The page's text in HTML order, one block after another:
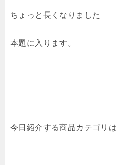
ちょっと長くなりました
本題に入ります。
今日紹介する商品カテゴリは